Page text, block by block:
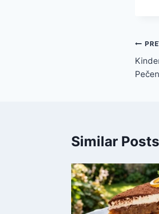
Similar Posts